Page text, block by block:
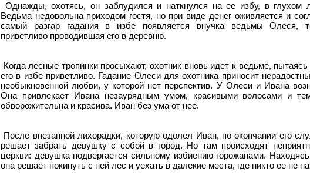
Однажды, охотясь, он заблудился и наткнулся на ее избу, в глухом
Ведьма недовольна приходом гостя, но при виде денег оживляется и
самый разгар гадания в избе появляется внучка ведьмы Олеся,
приветливо проводившая его в деревню.
Когда лесные тропинки просыхают, охотник вновь идет к ведьме,
его в избе приветливо. Гадание Олеси для охотника приносит
необыкновенной любви, у которой нет перспектив. У Олеси и Ивана
Она привлекает Ивана незаурядным умом, красивыми волосами и
обворожительна и красива. Иван без ума от нее.
После внезапной лихорадки, которую одолел Иван, по окончании его
решает забрать девушку с собой в город. Но там происходят
церкви: девушка подвергается сильному избиению горожанами.
она решает покинуть с ней лес и уехать в далекие места, где никто ее не